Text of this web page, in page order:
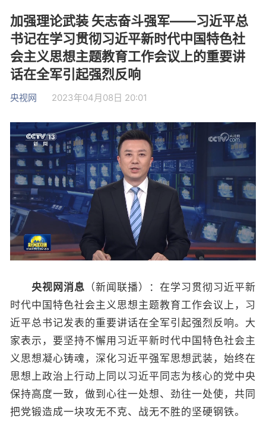
加强理论武装 矢志奋斗强军——习近平总
书记在学习贯彻习近平新时代中国特色社
会主义思想主题教育工作会议上的重要讲
话在全军引起强烈反响
央视网 2023年04月08日 20:01
央视网消息 （新闻联播）：在学习贯彻习近平新
时代中国特色社会主义思想主题教育工作会议上，习
近平总书记发表的重要讲话在全军引起强烈反响。大
家表示，要坚持不懈用习近平新时代中国特色社会主
义思想凝心铸魂，深化习近平强军思想武装，始终在
思想上政治上行动上同以习近平同志为核心的党中央
保持高度一致，做到心往一处想、劲往一处使，共同
把党锻造成一块攻无不克、战无不胜的坚硬钢铁。